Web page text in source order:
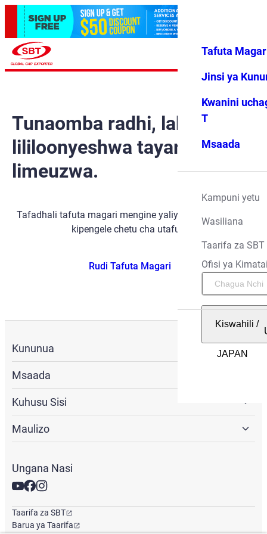
Vipendwa
Menyu
Tafuta
Jinsi ya
Kwanini
T
Msaada
Kampuni yetu
Wasiliana
Taarifa za SBT
Ofisi ya
Kiswahili /
Tunaomba radhi, lakini gari
lililoonyeshwa tayari
limeuzwa.
Tafadhali tafuta magari mengine yaliyopo kwa kutumia
kipengele chetu cha utafutaji.
Rudi Tafuta Magari
Kununua
Msaada
Kuhusu Sisi
Maulizo
Ungana Nasi
Taarifa za SBT
Barua ya Taarifa